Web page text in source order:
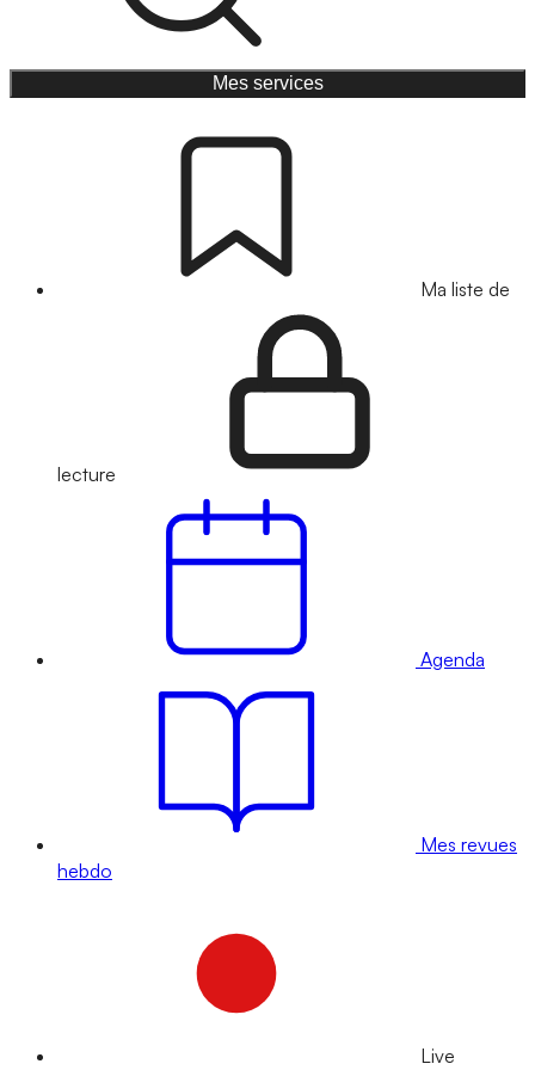
Mes services
Ma liste de
lecture
Agenda
Mes revues
hebdo
Live